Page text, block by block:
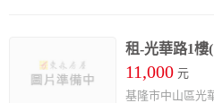
租-光華路1樓
11,000 元
基隆市中山區光